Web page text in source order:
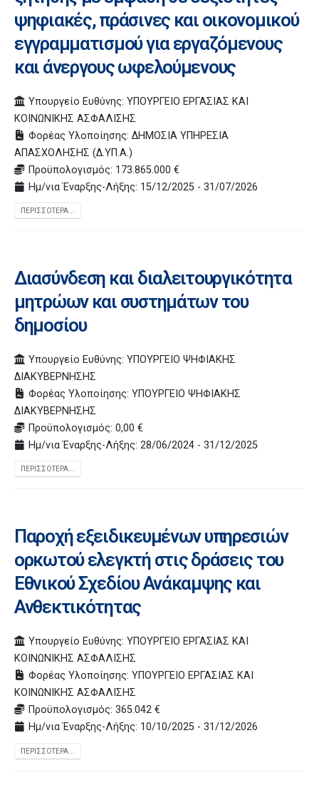
ψηφιακές, πράσινες και οικονομικού
εγγραμματισμού για εργαζόμενους
και άνεργους ωφελούμενους
Υπουργείο Ευθύνης: ΥΠΟΥΡΓΕΙΟ ΕΡΓΑΣΙΑΣ ΚΑΙ
ΚΟΙΝΩΝΙΚΗΣ ΑΣΦΑΛΙΣΗΣ
Φορέας Υλοποίησης: ΔΗΜΟΣΙΑ ΥΠΗΡΕΣΙΑ
ΑΠΑΣΧΟΛΗΣΗΣ (Δ.ΥΠ.Α.)
Προϋπολογισμός: 173.865.000 €
Ημ/νια Έναρξης-Λήξης: 15/12/2025 - 31/07/2026
ΠΕΡΙΣΣΌΤΕΡΑ...
Διασύνδεση και διαλειτουργικότητα
μητρώων και συστημάτων του
δημοσίου
Υπουργείο Ευθύνης: ΥΠΟΥΡΓΕΙΟ ΨΗΦΙΑΚΗΣ
ΔΙΑΚΥΒΕΡΝΗΣΗΣ
Φορέας Υλοποίησης: ΥΠΟΥΡΓΕΙΟ ΨΗΦΙΑΚΗΣ
ΔΙΑΚΥΒΕΡΝΗΣΗΣ
Προϋπολογισμός: 0,00 €
Ημ/νια Έναρξης-Λήξης: 28/06/2024 - 31/12/2025
ΠΕΡΙΣΣΌΤΕΡΑ...
Παροχή εξειδικευμένων υπηρεσιών
ορκωτού ελεγκτή στις δράσεις του
Εθνικού Σχεδίου Ανάκαμψης και
Ανθεκτικότητας
Υπουργείο Ευθύνης: ΥΠΟΥΡΓΕΙΟ ΕΡΓΑΣΙΑΣ ΚΑΙ
ΚΟΙΝΩΝΙΚΗΣ ΑΣΦΑΛΙΣΗΣ
Φορέας Υλοποίησης: ΥΠΟΥΡΓΕΙΟ ΕΡΓΑΣΙΑΣ ΚΑΙ
ΚΟΙΝΩΝΙΚΗΣ ΑΣΦΑΛΙΣΗΣ
Προϋπολογισμός: 365.042 €
Ημ/νια Έναρξης-Λήξης: 10/10/2025 - 31/12/2026
ΠΕΡΙΣΣΌΤΕΡΑ...